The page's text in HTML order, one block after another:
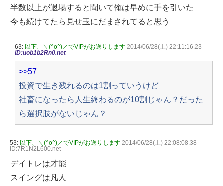
半数以上が退場すると聞いて俺は早めに手を引いた
今も続けてたら見せ玉にだまされてると思う
63: 以下、＼(^o^)／でVIPがお送りします 2014/06/28(土) 22:11:16.23
ID:uob1b2Rn0.net
>>57
投資で生き残れるのは1割っていうけど
社畜になったら人生終わるのが10割じゃん？だった
ら選択肢がないじゃん？
53: 以下、＼(^o^)／でVIPがお送りします 2014/06/28(土) 22:08:08.38
ID:7R1N2L600.net
デイトレは才能
スイングは凡人